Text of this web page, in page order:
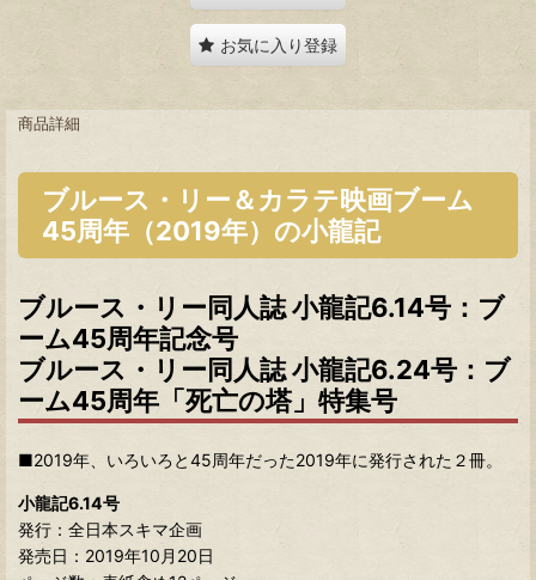
お気に入り登録
商品詳細
ブルース・リー＆カラテ映画ブーム
45周年（2019年）の小龍記
ブルース・リー同人誌 小龍記6.14号：ブ
ーム45周年記念号
ブルース・リー同人誌 小龍記6.24号：ブ
ーム45周年「死亡の塔」特集号
■2019年、いろいろと45周年だった2019年に発行された２冊。
小龍記6.14号
発行：全日本スキマ企画
発売日：2019年10月20日